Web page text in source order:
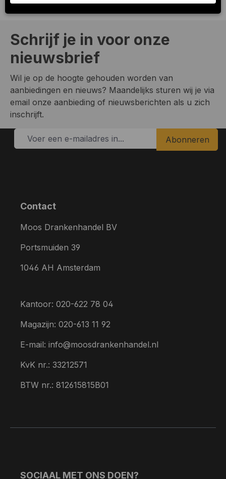
Schrijf je in voor onze
nieuwsbrief
Wil je op de hoogte gehouden worden van
aanbiedingen en nieuws? Maandelijks sturen wij je via
email onze aanbieding of nieuwsberichten als u zich
inschrijft.
Abonneren
Contact
Moos Drankenhandel BV
Portsmuiden 39
1046 AH Amsterdam
Kantoor: 020-622 78 04
Magazijn: 020-613 11 92
E-mail: info@moosdrankenhandel.nl
KvK nr.: 33212571
BTW nr.: 812615815B01
SOCIAAL MET ONS DOEN?